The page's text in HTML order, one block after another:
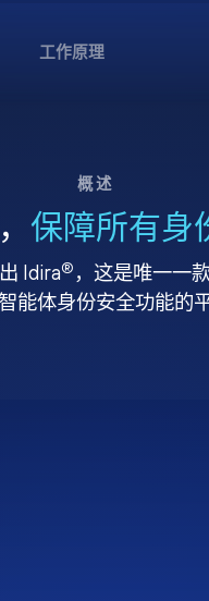
工作原理
概述
保障所有身
Idira® ，这是唯一一
能体身份安全功能的平